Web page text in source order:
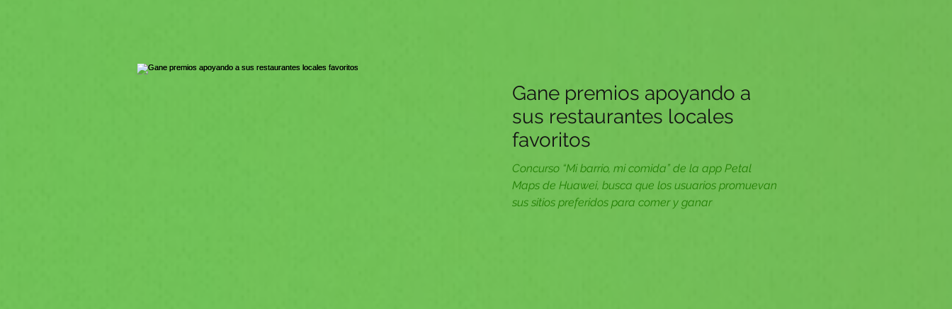
Gane premios apoyando a
sus restaurantes locales
favoritos
Concurso “Mi barrio, mi comida” de la app Petal
Maps de Huawei, busca que los usuarios promuevan
sus sitios preferidos para comer y ganar